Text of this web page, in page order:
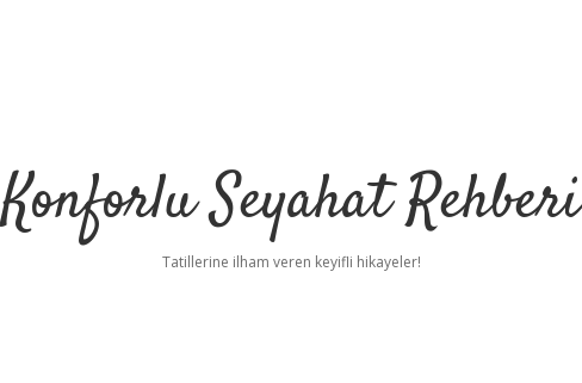
Konforlu Seyahat Rehberi
Tatillerine ilham veren keyifli hikayeler!